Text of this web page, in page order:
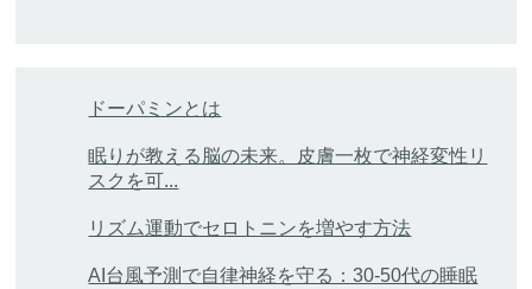
ドーパミンとは
眠りが教える脳の未来。皮膚一枚で神経変性リ
スクを可...
リズム運動でセロトニンを増やす方法
AI台風予測で自律神経を守る：30-50代の睡眠